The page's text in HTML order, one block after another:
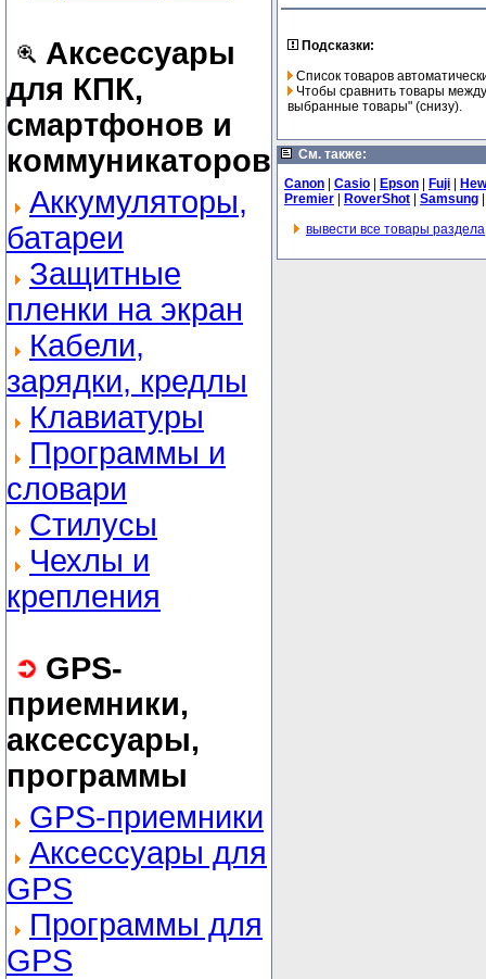
Аксессуары
для КПК,
смартфонов и
коммуникаторов
Аккумуляторы,
батареи
Защитные
пленки на экран
Кабели,
зарядки, кредлы
Клавиатуры
Программы и
словари
Стилусы
Чехлы и
крепления
GPS-
приемники,
аксессуары,
программы
GPS-приемники
Аксессуары для
GPS
Программы для
GPS
Подсказки:
Список товаров
Чтобы сравнить товары
выбранные товары" (снизу).
См. также:
Canon
Casio Epson Fuji
Premier
RoverShot Samsung
вывести все товары раздела